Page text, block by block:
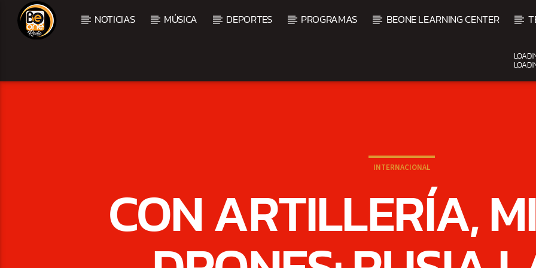
NOTICIAS MÚSICA DEPORTES PROGRAMAS BEONE LEARNING CENTER
INTERNACIONAL
CON ARTILLERÍA,